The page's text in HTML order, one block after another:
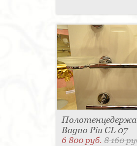
Bagno Piu CL 07
6 800 руб.8 160